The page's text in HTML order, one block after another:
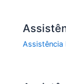
Assistência